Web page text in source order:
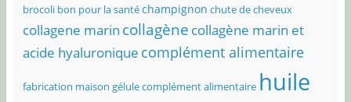
brocoli bon pour la santé champignon chute de cheveux
collagene marin collagène collagène marin et
acide hyaluronique complément alimentaire
fabrication maison gélule complément alimentaire huile